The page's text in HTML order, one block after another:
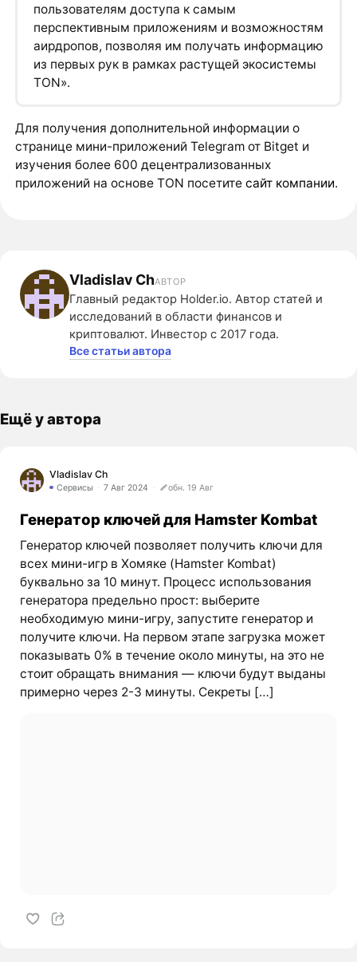
пользователям доступа к самым
перспективным приложениям и возможностям
аирдропов, позволяя им получать информацию
из первых рук в рамках растущей экосистемы
TON».
Для получения дополнительной информации о
странице мини-приложений Telegram от Bitget и
изучения более 600 децентрализованных
приложений на основе TON посетите сайт компании.
Vladislav ChАВТОР
Главный редактор Holder.io. Автор статей и
исследований в области финансов и
криптовалют. Инвестор с 2017 года.
Все статьи автора
Ещё у автора
Vladislav Ch
Сервисы 7 Авг 2024 обн. 19 Авг
Генератор ключей для Hamster Kombat
Генератор ключей позволяет получить ключи для
всех мини-игр в Хомяке (Hamster Kombat)
буквально за 10 минут. Процесс использования
генератора предельно прост: выберите
необходимую мини-игру, запустите генератор и
получите ключи. На первом этапе загрузка может
показывать 0% в течение около минуты, на это не
стоит обращать внимания — ключи будут выданы
примерно через 2-3 минуты. Секреты […]